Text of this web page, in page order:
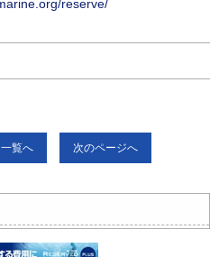
reserve/
一覧へ 次のページへ